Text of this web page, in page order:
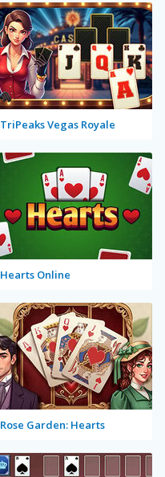
TriPeaks Vegas Royale
Hearts Online
Rose Garden: Hearts